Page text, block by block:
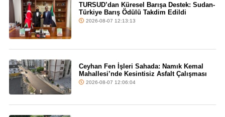
TURSUD’dan Küresel Barışa Destek: Sudan-
Türkiye Barış Ödülü Takdim Edildi
2026-08-07 12:13:13
Ceyhan Fen İşleri Sahada: Namık Kemal
Mahallesi’nde Kesintisiz Asfalt Çalışması
2026-08-07 12:06:04